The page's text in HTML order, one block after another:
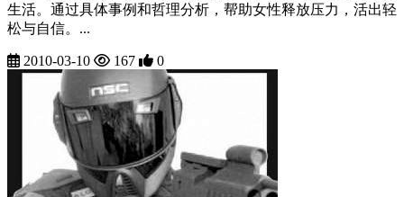
生活。通过具体事例和哲理分析，帮助女性释放压力，活出轻
松与自信。...
2010-03-10 167 0